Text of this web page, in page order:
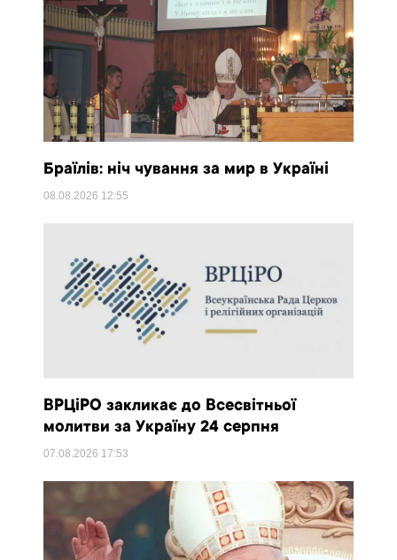
Браїлів: ніч чування за мир в Україні
08.08.2026 12:55
ВРЦіРО закликає до Всесвітньої
молитви за Україну 24 серпня
07.08.2026 17:53